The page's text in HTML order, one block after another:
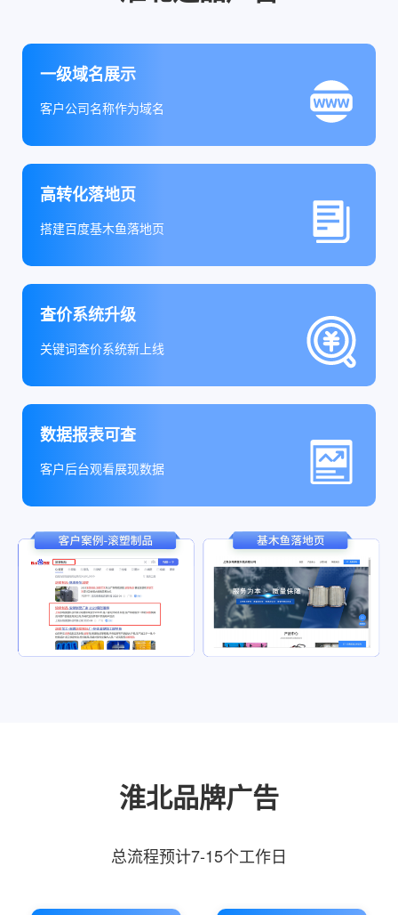
一级域名展示
客户公司名称作为域名
高转化落地页
搭建百度基木鱼落地页
查价系统升级
关键词查价系统新上线
数据报表可查
客户后台观看展现数据
淮北品牌广告
总流程预计7-15个工作日